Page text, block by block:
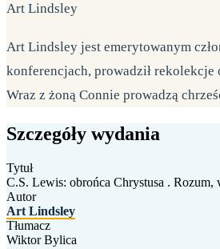
Art Lindsley
Art Lindsley jest emerytowanym
konferencjach, prowadził
Wraz z żoną Connie prowadzą
Szczegóły wydania
Tytuł
C.S. Lewis: obrońca Chrystusa . Rozum,
Autor
Art Lindsley
Tłumacz
Wiktor Bylica